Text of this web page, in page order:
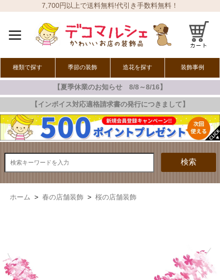
7,700円以上で送料無料!代引き手数料無料！
種類で探す 季節の装飾
春の装飾
夏の装飾
秋の装飾
冬の装飾
オールシーズン
造花を探す 装飾事例
【夏季休業のお知らせ 8/8～8/16】
【インボイス対応適格請求書の発行につきまして】
検索
ホーム > 春の店舗装飾 > 桜の店舗装飾